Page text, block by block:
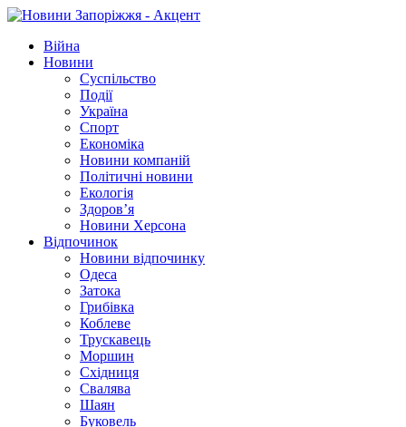
Війна
Новини
Суспільство
Події
Україна
Спорт
Економіка
Новини компаній
Політичні новини
Екологія
Здоров’я
Новини Херсона
Відпочинок
Новини відпочинку
Одеса
Затока
Грибівка
Коблеве
Трускавець
Моршин
Східниця
Свалява
Шаян
Буковель